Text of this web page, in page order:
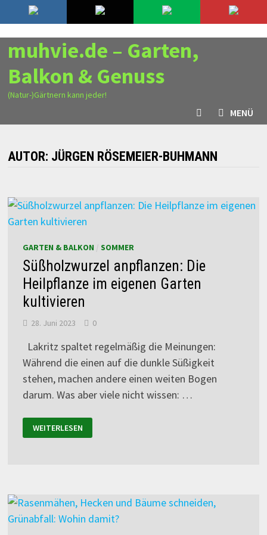
Zurück
zum
Inhalt
6. August 2026
muhvie.de – Garten,
Balkon & Genuss
(Natur-)Gärtnern kann jeder!
MENÜ
AUTOR: JÜRGEN RÖSEMEIER-BUHMANN
GARTEN & BALKON SOMMER
Süßholzwurzel anpflanzen: Die
Heilpflanze im eigenen Garten
kultivieren
28. Juni 2023 0
Lakritz spaltet regelmäßig die Meinungen:
Während die einen auf die dunkle Süßigkeit
stehen, machen andere einen weiten Bogen
darum. Was aber viele nicht wissen: …
WEITERLESEN